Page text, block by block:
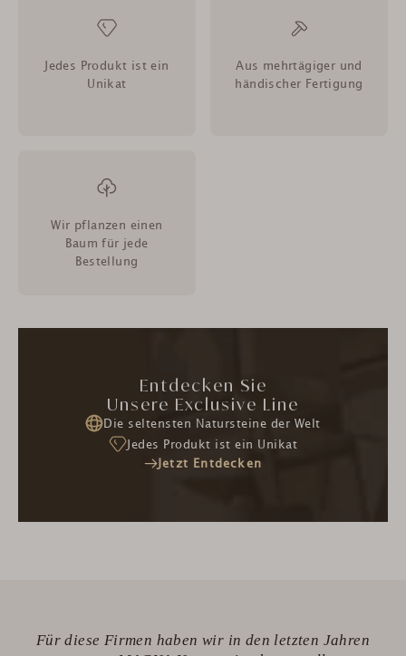
Jedes Produkt ist ein
Unikat
Aus mehrtägiger und
händischer Fertigung
Wir pflanzen einen
Baum für jede
Bestellung
Entdecken Sie
Unsere Exclusive Line
Die seltensten Natursteine der Welt
Jedes Produkt ist ein Unikat
Jetzt Entdecken
Für diese Firmen haben wir in den letzten Jahren